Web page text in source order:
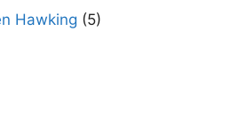
Hawking (5)